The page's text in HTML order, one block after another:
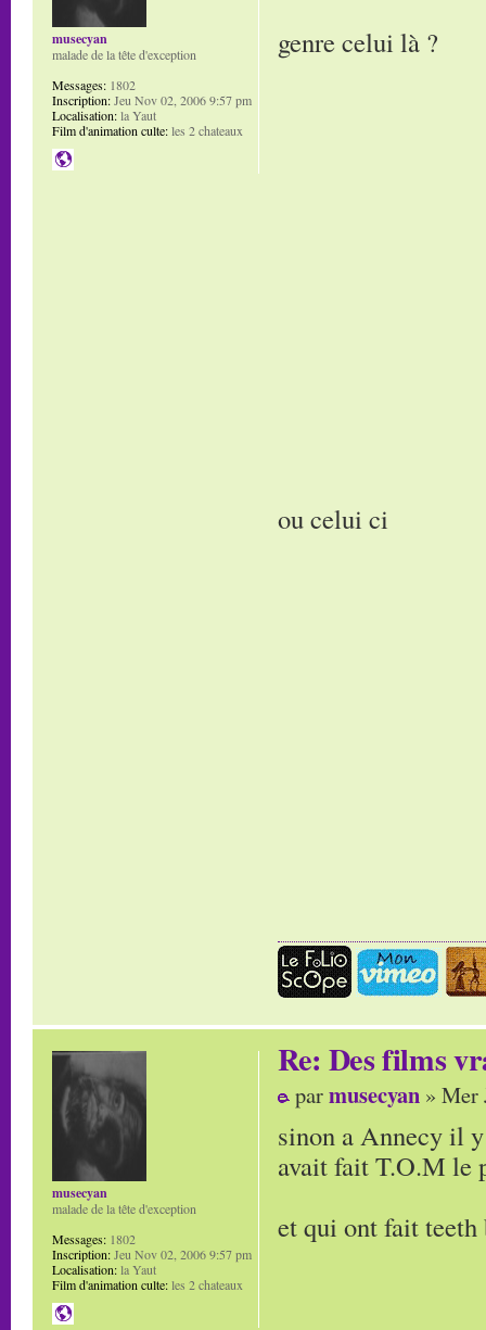
genre celui là ?
ou celui ci
musecyan
malade de la tête d'exception
Messages: 1802
Inscription:Jeu Nov 02, 2006 9:57 pm
Localisation:la Yaut
Film d'animation culte:les 2 chateaux
Re: Des films
parmusecyan » Mer
sinon a Annecy il
avait fait T.O.M le
et qui ont fait teeth
musecyan
malade de la tête d'exception
Messages: 1802
Inscription:Jeu Nov 02, 2006 9:57 pm
Localisation:la Yaut
Film d'animation culte:les 2 chateaux